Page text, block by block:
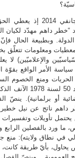
إنّ الفصل 80 من
“خطر داهم مهدّد لكيان
وبطبيعة الحال
ومعلومات تتعلّق
والإعلاميّين)
الأمر الواقع بقوّة
ومنع الخصوم
خاصة إذا
أو برلمانية).
داهم ناتج عن نيل
تأويلات
ما ورد بالفصلين
في نطاق ولايته):
يحاول، بأيّ طريقة